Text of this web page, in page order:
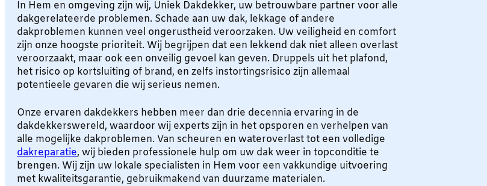
In Hem en omgeving zijn wij, Uniek Dakdekker, uw betrouwbare partner voor alle
dakgerelateerde problemen. Schade aan uw dak, lekkage of andere
dakproblemen kunnen veel ongerustheid veroorzaken. Uw veiligheid en comfort
zijn onze hoogste prioriteit. Wij begrijpen dat een lekkend dak niet alleen overlast
veroorzaakt, maar ook een onveilig gevoel kan geven. Druppels uit het plafond,
het risico op kortsluiting of brand, en zelfs instortingsrisico zijn allemaal
potentieele gevaren die wij serieus nemen.
Onze ervaren dakdekkers hebben meer dan drie decennia ervaring in de
dakdekkerswereld, waardoor wij experts zijn in het opsporen en verhelpen van
alle mogelijke dakproblemen. Van scheuren en wateroverlast tot een volledige
dakreparatie, wij bieden professionele hulp om uw dak weer in topconditie te
brengen. Wij zijn uw lokale specialisten in Hem voor een vakkundige uitvoering
met kwaliteitsgarantie, gebruikmakend van duurzame materialen.